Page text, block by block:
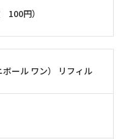
円）
ール ワン） リフィル